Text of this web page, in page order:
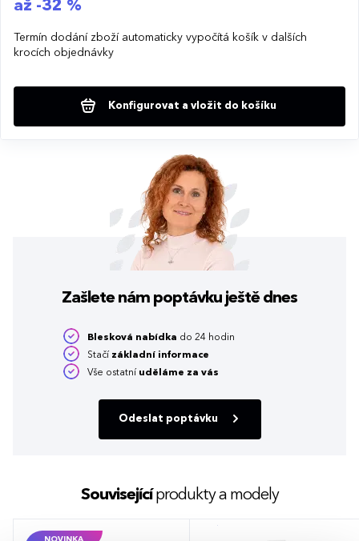
až -32 %
Termín dodání zboží automaticky vypočítá košík v dalších
krocích objednávky
Konfigurovat a vložit do košíku
Zašlete nám poptávku ještě dnes
Blesková nabídka do 24 hodin
Stačí základní informace
Vše ostatní uděláme za vás
Odeslat poptávku
Souvisejícíprodukty a modely